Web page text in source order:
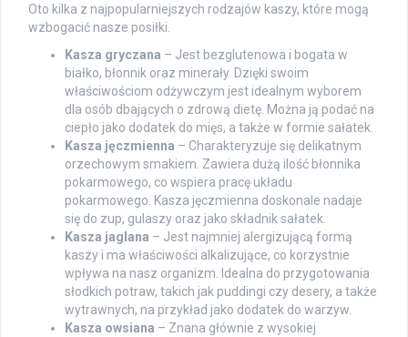
Oto kilka z najpopularniejszych rodzajów kaszy, które mogą
wzbogacić nasze posiłki.
Kasza gryczana – Jest bezglutenowa i bogata w
białko, błonnik oraz minerały. Dzięki swoim
właściwościom odżywczym jest idealnym wyborem
dla osób dbających o zdrową dietę. Można ją podać na
ciepło jako dodatek do mięs, a także w formie sałatek.
Kasza jęczmienna – Charakteryzuje się delikatnym
orzechowym smakiem. Zawiera dużą ilość błonnika
pokarmowego, co wspiera pracę układu
pokarmowego. Kasza jęczmienna doskonale nadaje
się do zup, gulaszy oraz jako składnik sałatek.
Kasza jaglana – Jest najmniej alergizującą formą
kaszy i ma właściwości alkalizujące, co korzystnie
wpływa na nasz organizm. Idealna do przygotowania
słodkich potraw, takich jak puddingi czy desery, a także
wytrawnych, na przykład jako dodatek do warzyw.
Kasza owsiana – Znana głównie z wysokiej